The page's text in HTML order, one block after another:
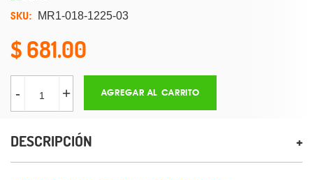
SKU: MR1-018-1225-03
681.00
- + AGREGAR AL CARRITO
DESCRIPCIÓN